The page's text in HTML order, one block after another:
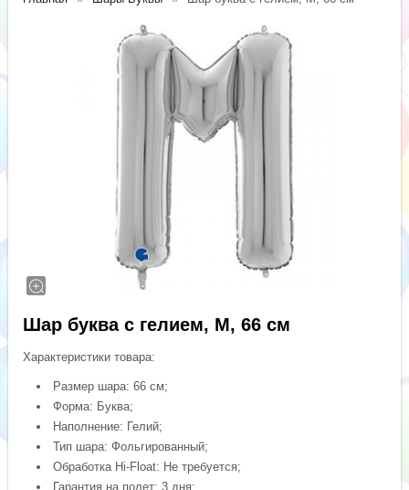
Шар буква с гелием, M, 66 см
Характеристики товара:
Размер шара: 66 см;
Форма: Буква;
Наполнение: Гелий;
Тип шара: Фольгированный;
Обработка Hi-Float: Не требуется;
Гарантия на полет: 3 дня;